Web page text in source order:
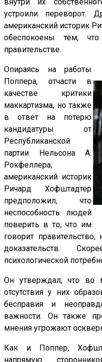
внутри их
устроили переворот.
американский историк
обеспокоены тем,
правительстве.
Опираясь на работы
Поппера, отчасти в
качестве критики
маккартизма, но также
в ответ на потерю
кандидатуры от
Республиканской
партии Нельсона А.
Рокфеллера,
американский историк
Ричард Хофштадтер
предположил, что
неспособность людей
поверить в то, что им
говорит
доказательств.
психологической
Он утверждал, что во
отсутствия у них
бесправия и
важности. Он также
мнения угрожают
Как и Поппер,
напрямую